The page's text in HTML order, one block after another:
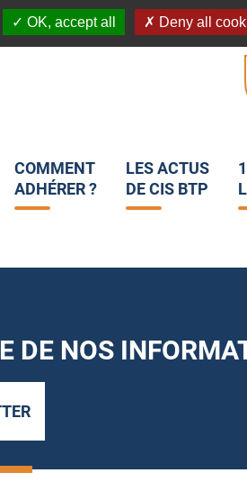
sociaux :
COMMENT
ADHÉRER ?
LES ACTUS
DE CIS BTP
DE NOS
OK, accept all Deny all